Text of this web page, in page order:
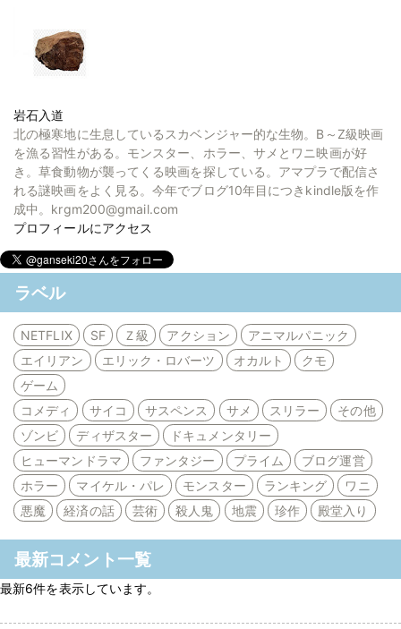
岩石入道
北の極寒地に生息しているスカベンジャー的な生物。B～Z級映画
を漁る習性がある。モンスター、ホラー、サメとワニ映画が好
き。草食動物が襲ってくる映画を探している。アマプラで配信さ
れる謎映画をよく見る。今年でブログ10年目につきkindle版を作
成中。krgm200@gmail.com
プロフィールにアクセス
ラベル
NETFLIX SF Ｚ級 アクション
アニマルパニック
エイリアン
エリック・ロバーツ オカルト
クモ
ゲーム
コメディ
サイコ サスペンス サメ スリラー
その他
ゾンビ
ディザスター
ドキュメンタリー
ヒューマンドラマ
ファンタジー プライム
ブログ運営
ホラー
マイケル・パレ モンスター ランキング
ワニ
悪魔
経済の話 芸術 殺人鬼 地震 珍作 殿堂入り
最新コメント一覧
最新6件を表示しています。